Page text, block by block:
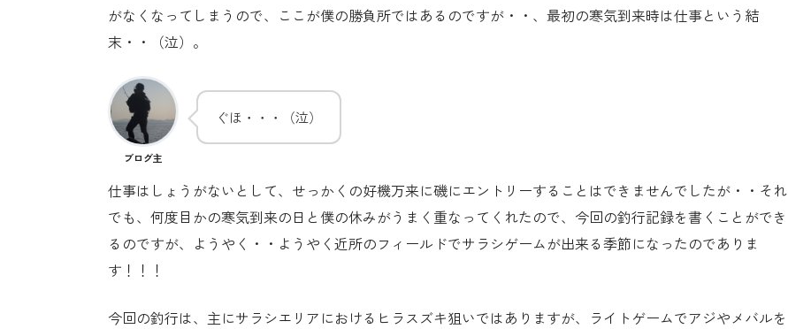
がなくなってしまうので、ここが僕の勝負所ではあるのですが・・、最初の寒気到来時は仕事という結
末・・（泣）。
ブログ主
ぐほ・・・（泣）
仕事はしょうがないとして、せっかくの好機万来に磯にエントリーすることはできませんでしたが・・それ
でも、何度目かの寒気到来の日と僕の休みがうまく重なってくれたので、今回の釣行記録を書くことができ
るのですが、ようやく・・ようやく近所のフィールドでサラシゲームが出来る季節になったのでありま
す！！！
今回の釣行は、主にサラシエリアにおけるヒラスズキ狙いではありますが、ライトゲームでアジやメバルを